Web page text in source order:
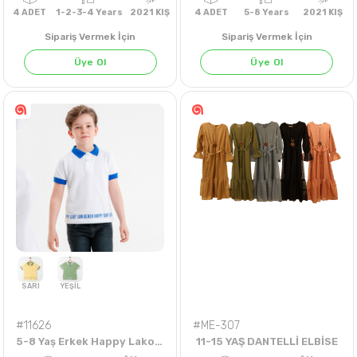
1-2-3-4 Years
Sipariş Vermek İçin
Üye Ol
Sipariş Vermek İçin
Üye Ol
#11626
5-8 Yaş Erkek Happy Lakost Tshirt
#ME-307
11-15 YAŞ DANTELLİ ELBİSE